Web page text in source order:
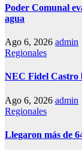
Poder Comunal
agua
Ago 6, 2026 admin
Regionales
NEC Fidel Castro
Ago 6, 2026 admin
Regionales
Llegaron más de